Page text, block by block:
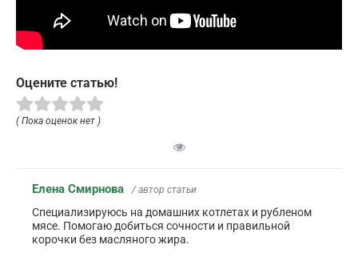
Оцените статью!
( Пока оценок нет )
Елена Смирнова / автор статьи
Специализируюсь на домашних котлетах и рубленом
мясе. Помогаю добиться сочности и правильной
корочки без масляного жира.